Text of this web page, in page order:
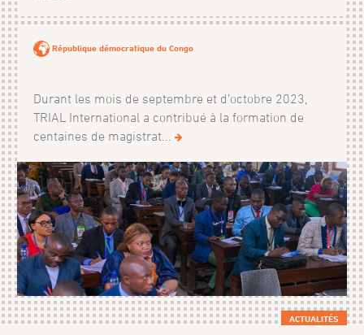
République démocratique du Congo
Durant les mois de septembre et d’octobre 2023,
TRIAL International a contribué à la formation de
centaines de magistrat...
ACTUALITÉS